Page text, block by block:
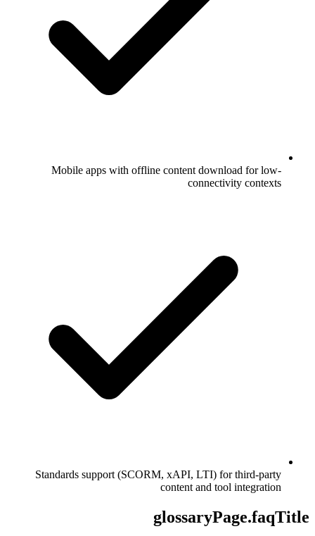
Mobile apps with offline content download for low-
connectivity contexts
Standards support (SCORM, xAPI, LTI) for third-party
content and tool integration
glossaryPage.faqTitle